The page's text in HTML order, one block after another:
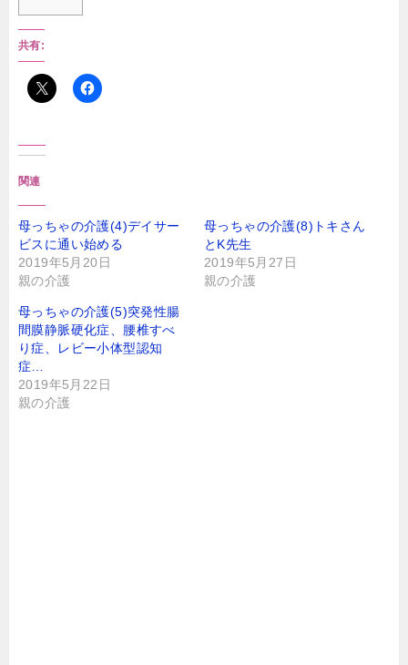
共有:
関連
母っちゃの介護(4)デイサー
ビスに通い始める
2019年5月20日
親の介護
母っちゃの介護(8)トキさん
とK先生
2019年5月27日
親の介護
母っちゃの介護(5)突発性腸
間膜静脈硬化症、腰椎すべ
り症、レビー小体型認知
症…
2019年5月22日
親の介護